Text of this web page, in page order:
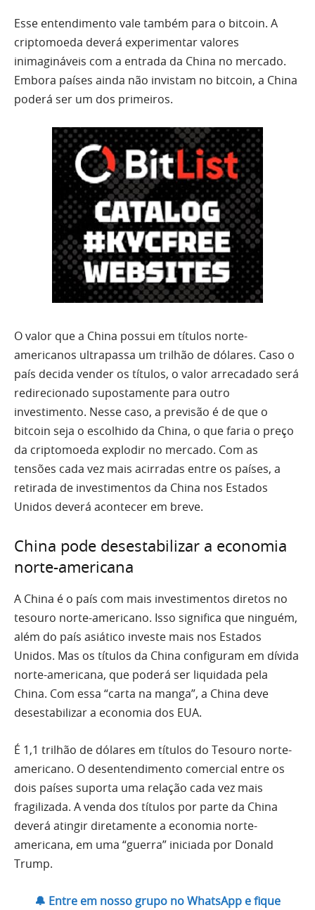
Esse entendimento vale também para o bitcoin. A
criptomoeda deverá experimentar valores
inimagináveis com a entrada da China no mercado.
Embora países ainda não invistam no bitcoin, a China
poderá ser um dos primeiros.
O valor que a China possui em títulos norte-
americanos ultrapassa um trilhão de dólares. Caso o
país decida vender os títulos, o valor arrecadado será
redirecionado supostamente para outro
investimento. Nesse caso, a previsão é de que o
bitcoin seja o escolhido da China, o que faria o preço
da criptomoeda explodir no mercado. Com as
tensões cada vez mais acirradas entre os países, a
retirada de investimentos da China nos Estados
Unidos deverá acontecer em breve.
China pode desestabilizar a economia
norte-americana
A China é o país com mais investimentos diretos no
tesouro norte-americano. Isso significa que ninguém,
além do país asiático investe mais nos Estados
Unidos. Mas os títulos da China configuram em dívida
norte-americana, que poderá ser liquidada pela
China. Com essa “carta na manga”, a China deve
desestabilizar a economia dos EUA.
É 1,1 trilhão de dólares em títulos do Tesouro norte-
americano. O desentendimento comercial entre os
dois países suporta uma relação cada vez mais
fragilizada. A venda dos títulos por parte da China
deverá atingir diretamente a economia norte-
americana, em uma “guerra” iniciada por Donald
Trump.
🔔 Entre em nosso grupo no WhatsApp e fique